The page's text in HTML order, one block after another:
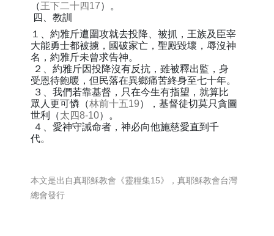
（王下二十四17）。
四、教訓
１、約雅斤遭圍攻就去投降、被抓，王族及臣宰
大能勇士都被擄，國破家亡，聖殿毀壞，辱沒神
名，約雅斤未曾求告神。
２、約雅斤因投降沒有反抗，雖被釋出監，身
受恩待飽暖，但民落在異鄉痛苦終身至七十年。
３、我們若靠基督，只在今生有指望，就算比
眾人更可憐（林前十五19），基督徒切莫只貪圖
世利（太四8-10）。
４、愛神守誡命者，神必向他施慈愛直到千
代。
本文是出自真耶穌教會《靈糧集15》，真耶穌教會台灣
總會發行